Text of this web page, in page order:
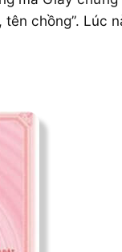
chồng”. Lúc